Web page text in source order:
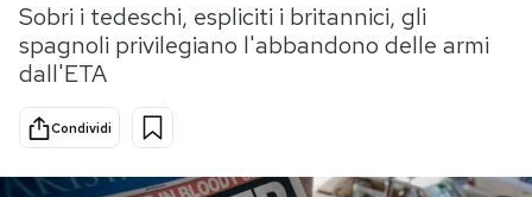
Tecnologia
Internet
Scienza
Cultura
Economia
Sport
Storie/Idee
Ok Boomer!
Mondiali calcio 2026
Sobri i tedeschi, espliciti i britannici, gli
spagnoli privilegiano l'abbandono delle armi
dall'ETA
Condividi